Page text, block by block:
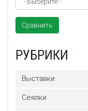
Сравнить
РУБРИКИ
Выставки
Сеялки